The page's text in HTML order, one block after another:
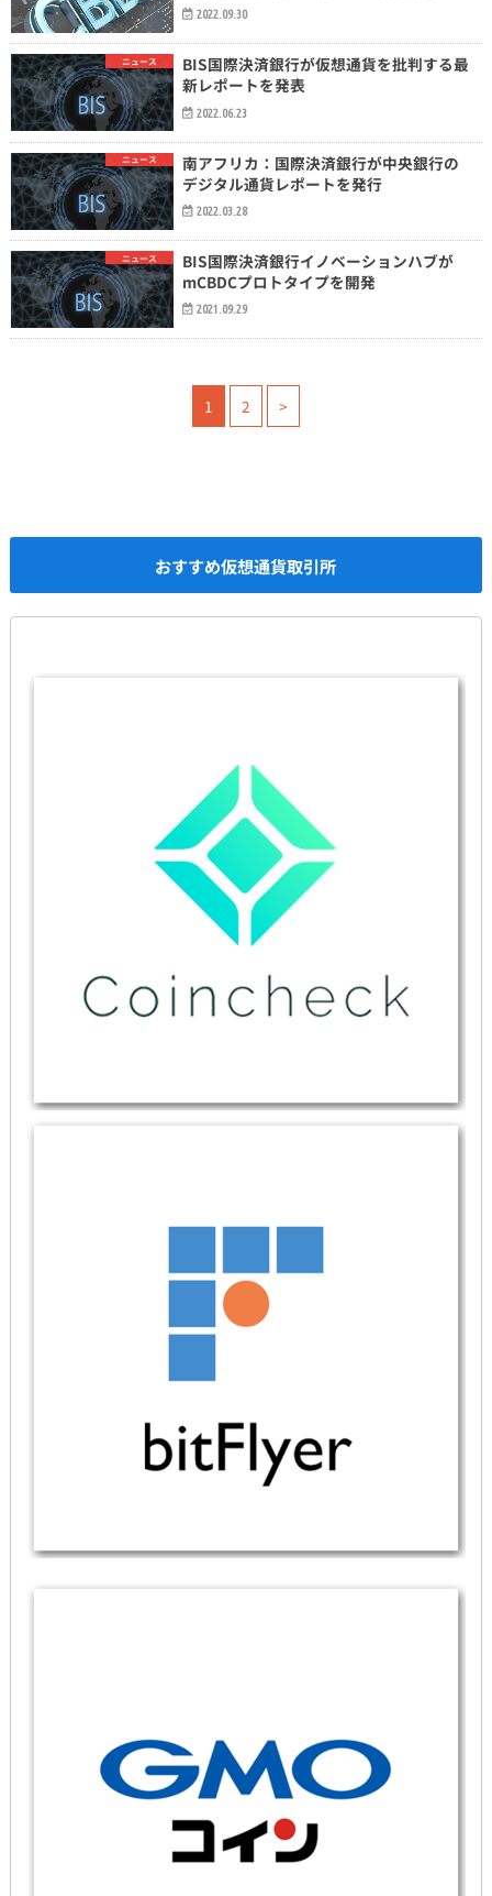
2022.09.30
ニュース
BIS国際決済銀行が仮想通貨を批判する最
新レポートを発表
2022.06.23
ニュース
南アフリカ：国際決済銀行が中央銀行の
デジタル通貨レポートを発行
2022.03.28
ニュース
BIS国際決済銀行イノベーションハブが
mCBDCプロトタイプを開発
2021.09.29
1 2 >
おすすめ仮想通貨取引所